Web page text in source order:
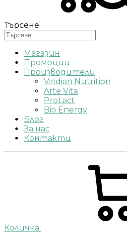
Търсене
Магазин
Промоции
Производители
Viridian Nutrition
Arte Vita
ProLact
Bio Energy
Блог
За нас
Контакти
Количка